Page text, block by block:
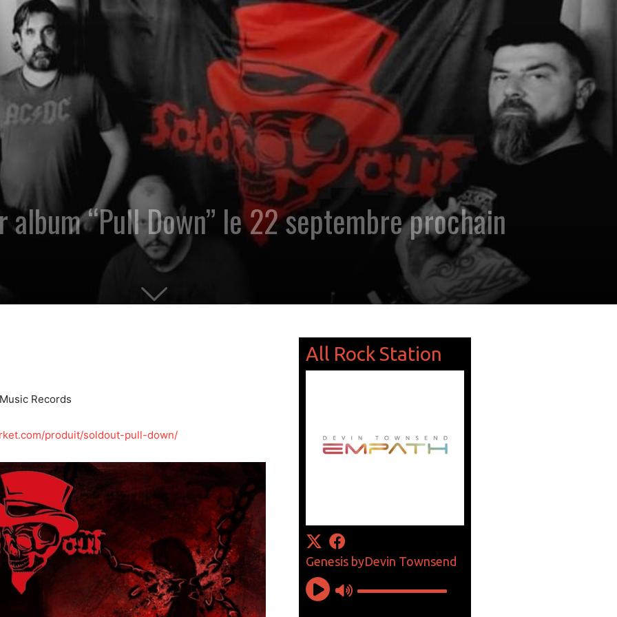
album “Pull Down” le 22 septembre prochain
Records
produit/soldout-pull-down/